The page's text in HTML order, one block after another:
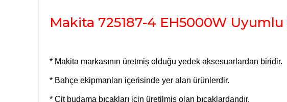
Makita 725187-4 EH5000W Uyumlu
* Makita markasının üretmiş olduğu yedek aksesuarlardan biridir.
* Bahçe ekipmanları içerisinde yer alan ürünlerdir.
* Çit budama bıçakları için üretilmiş olan bıçaklardandır.